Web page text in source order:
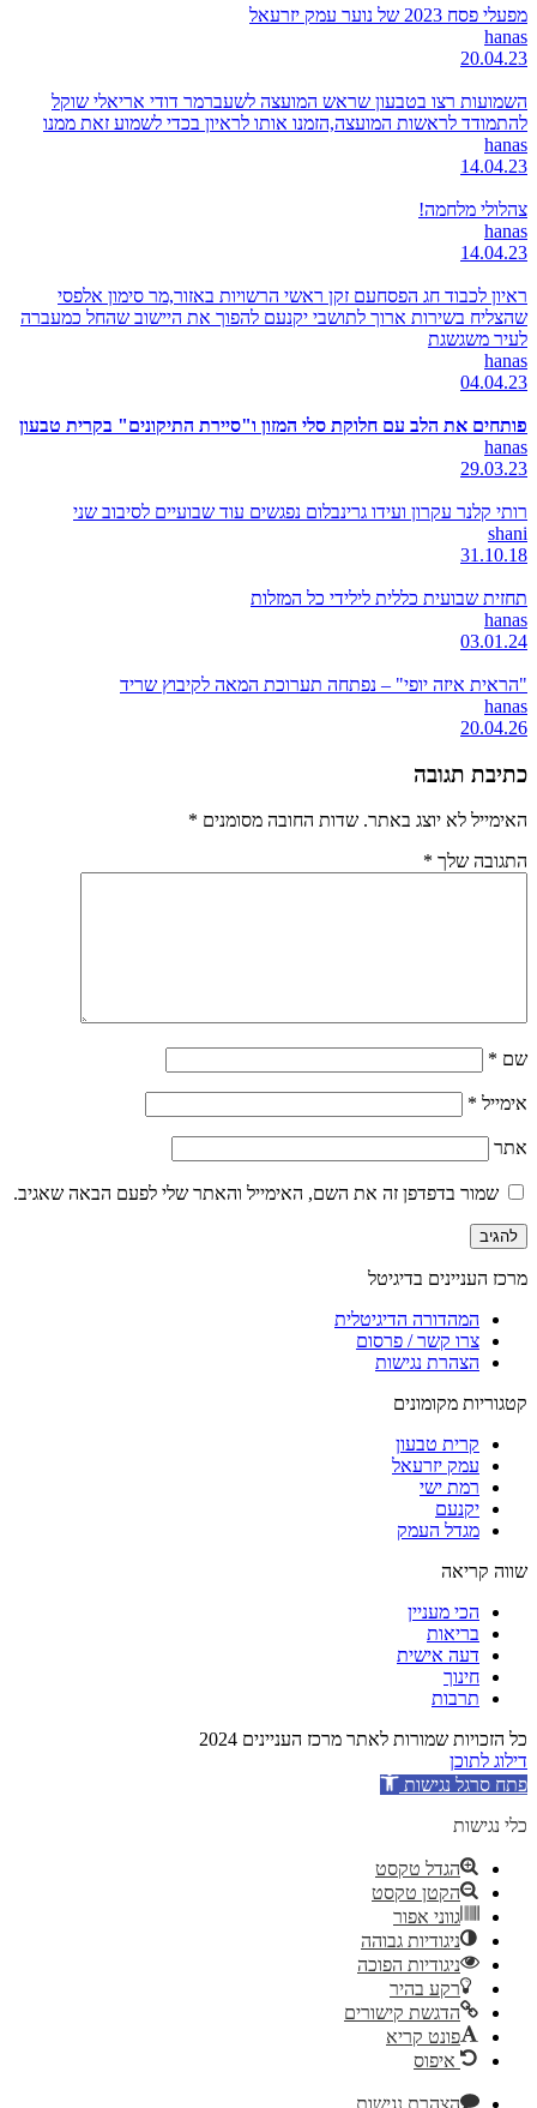
מפעלי פסח 2023 של נוער עמק יזרעאל
hanas
20.04.23
השמועות רצו בטבעון שראש המועצה לשעברמר דודי אריאלי שוקל
להתמודד לראשות המועצה,הזמנו אותו לראיון בכדי לשמוע זאת ממנו
hanas
14.04.23
צהלולי מלחמה!
hanas
14.04.23
ראיון לכבוד חג הפסחעם זקן ראשי הרשויות באזור,מר סימון אלפסי
שהצליח בשירות ארוך לתושבי יקנעם להפוך את היישוב שהחל כמעברה
לעיר משגשגת
hanas
04.04.23
פותחים את הלב עם חלוקת סלי המזון ו"סיירת התיקונים" בקרית טבעון
hanas
29.03.23
רותי קלנר עקרון ועידו גרינבלום נפגשים עוד שבועיים לסיבוב שני
shani
31.10.18
תחזית שבועית כללית לילידי כל המזלות
hanas
03.01.24
"הראית איזה יופי" – נפתחה תערוכת המאה לקיבוץ שריד
hanas
20.04.26
כתיבת תגובה
האימייל לא יוצג באתר. שדות החובה מסומנים *
התגובה שלך *
שם *
אימייל *
אתר
שמור בדפדפן זה את השם, האימייל והאתר שלי לפעם הבאה שאגיב.
מרכז העניינים בדיגיטל
המהדורה הדיגיטלית
צרו קשר / פרסום
הצהרת נגישות
קטגוריות מקומונים
קרית טבעון
עמק יזרעאל
רמת ישי
יקנעם
מגדל העמק
שווה קריאה
הכי מעניין
בריאות
דעה אישית
חינוך
תרבות
כל הזכויות שמורות לאתר מרכז העניינים 2024
דילוג לתוכן
פתח סרגל נגישות
כלי נגישות
הגדל טקסט
הקטן טקסט
גווני אפור
ניגודיות גבוהה
ניגודיות הפוכה
רקע בהיר
הדגשת קישורים
פונט קריא
איפוס